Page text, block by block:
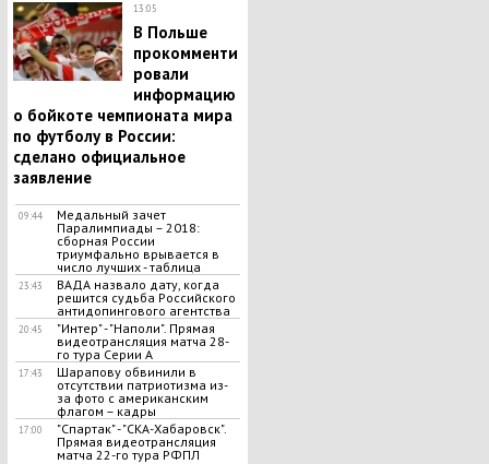
13:05
В Польше
прокомменти
ровали
информацию
о бойкоте чемпионата мира
по футболу в России:
сделано официальное
заявление
09:44
Медальный зачет
Паралимпиады – 2018:
сборная России
триумфально врывается в
число лучших - таблица
23:43
ВАДА назвало дату, когда
решится судьба Российского
антидопингового агентства
20:45
"Интер" - "Наполи". Прямая
видеотрансляция матча 28-
го тура Серии А
17:43
Шарапову обвинили в
отсутствии патриотизма из-
за фото с американским
флагом – кадры
17:00
"Спартак" - "СКА-Хабаровск".
Прямая видеотрансляция
матча 22-го тура РФПЛ